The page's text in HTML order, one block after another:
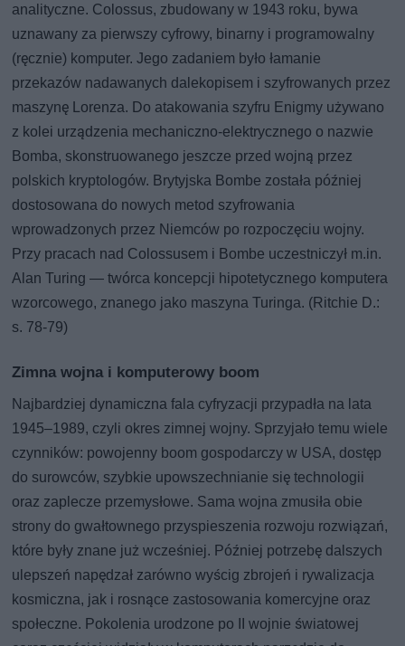
analityczne. Colossus, zbudowany w 1943 roku, bywa
uznawany za pierwszy cyfrowy, binarny i programowalny
(ręcznie) komputer. Jego zadaniem było łamanie
przekazów nadawanych dalekopisem i szyfrowanych przez
maszynę Lorenza. Do atakowania szyfru Enigmy używano
z kolei urządzenia mechaniczno-elektrycznego o nazwie
Bomba, skonstruowanego jeszcze przed wojną przez
polskich kryptologów. Brytyjska Bombe została później
dostosowana do nowych metod szyfrowania
wprowadzonych przez Niemców po rozpoczęciu wojny.
Przy pracach nad Colossusem i Bombe uczestniczył m.in.
Alan Turing — twórca koncepcji hipotetycznego komputera
wzorcowego, znanego jako maszyna Turinga. (Ritchie D.:
s. 78-79)
Zimna wojna i komputerowy boom
Najbardziej dynamiczna fala cyfryzacji przypadła na lata
1945–1989, czyli okres zimnej wojny. Sprzyjało temu wiele
czynników: powojenny boom gospodarczy w USA, dostęp
do surowców, szybkie upowszechnianie się technologii
oraz zaplecze przemysłowe. Sama wojna zmusiła obie
strony do gwałtownego przyspieszenia rozwoju rozwiązań,
które były znane już wcześniej. Później potrzebę dalszych
ulepszeń napędzał zarówno wyścig zbrojeń i rywalizacja
kosmiczna, jak i rosnące zastosowania komercyjne oraz
społeczne. Pokolenia urodzone po II wojnie światowej